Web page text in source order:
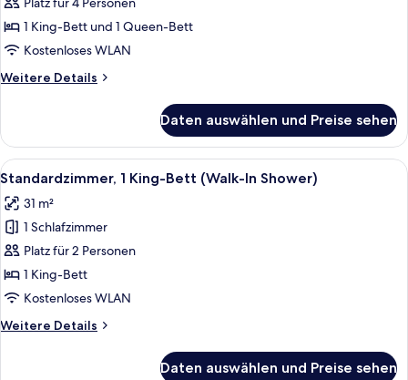
Betten,
barrierearm
Tub)
1 King-Bett und 1 Queen-Bett
Kostenloses WLAN
Weitere Details
Weitere
Mehrere
Betten,
barrierearm
Tub)
Daten auswählen und Preise sehen
Alle
Fotos
für
Standardzimmer,
1 King-
Bett
(Walk-
Shower)
Ein modernes Hotelzimmer mit
4
Standardzimmer, 1 King-Bett (Walk-In Shower)
31 m²
1 Schlafzimmer
Platz für 2 Personen
1 King-Bett
Kostenloses WLAN
Weitere Details
Weitere
Daten auswählen und Preise sehen